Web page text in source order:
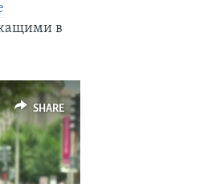
в
SHARE